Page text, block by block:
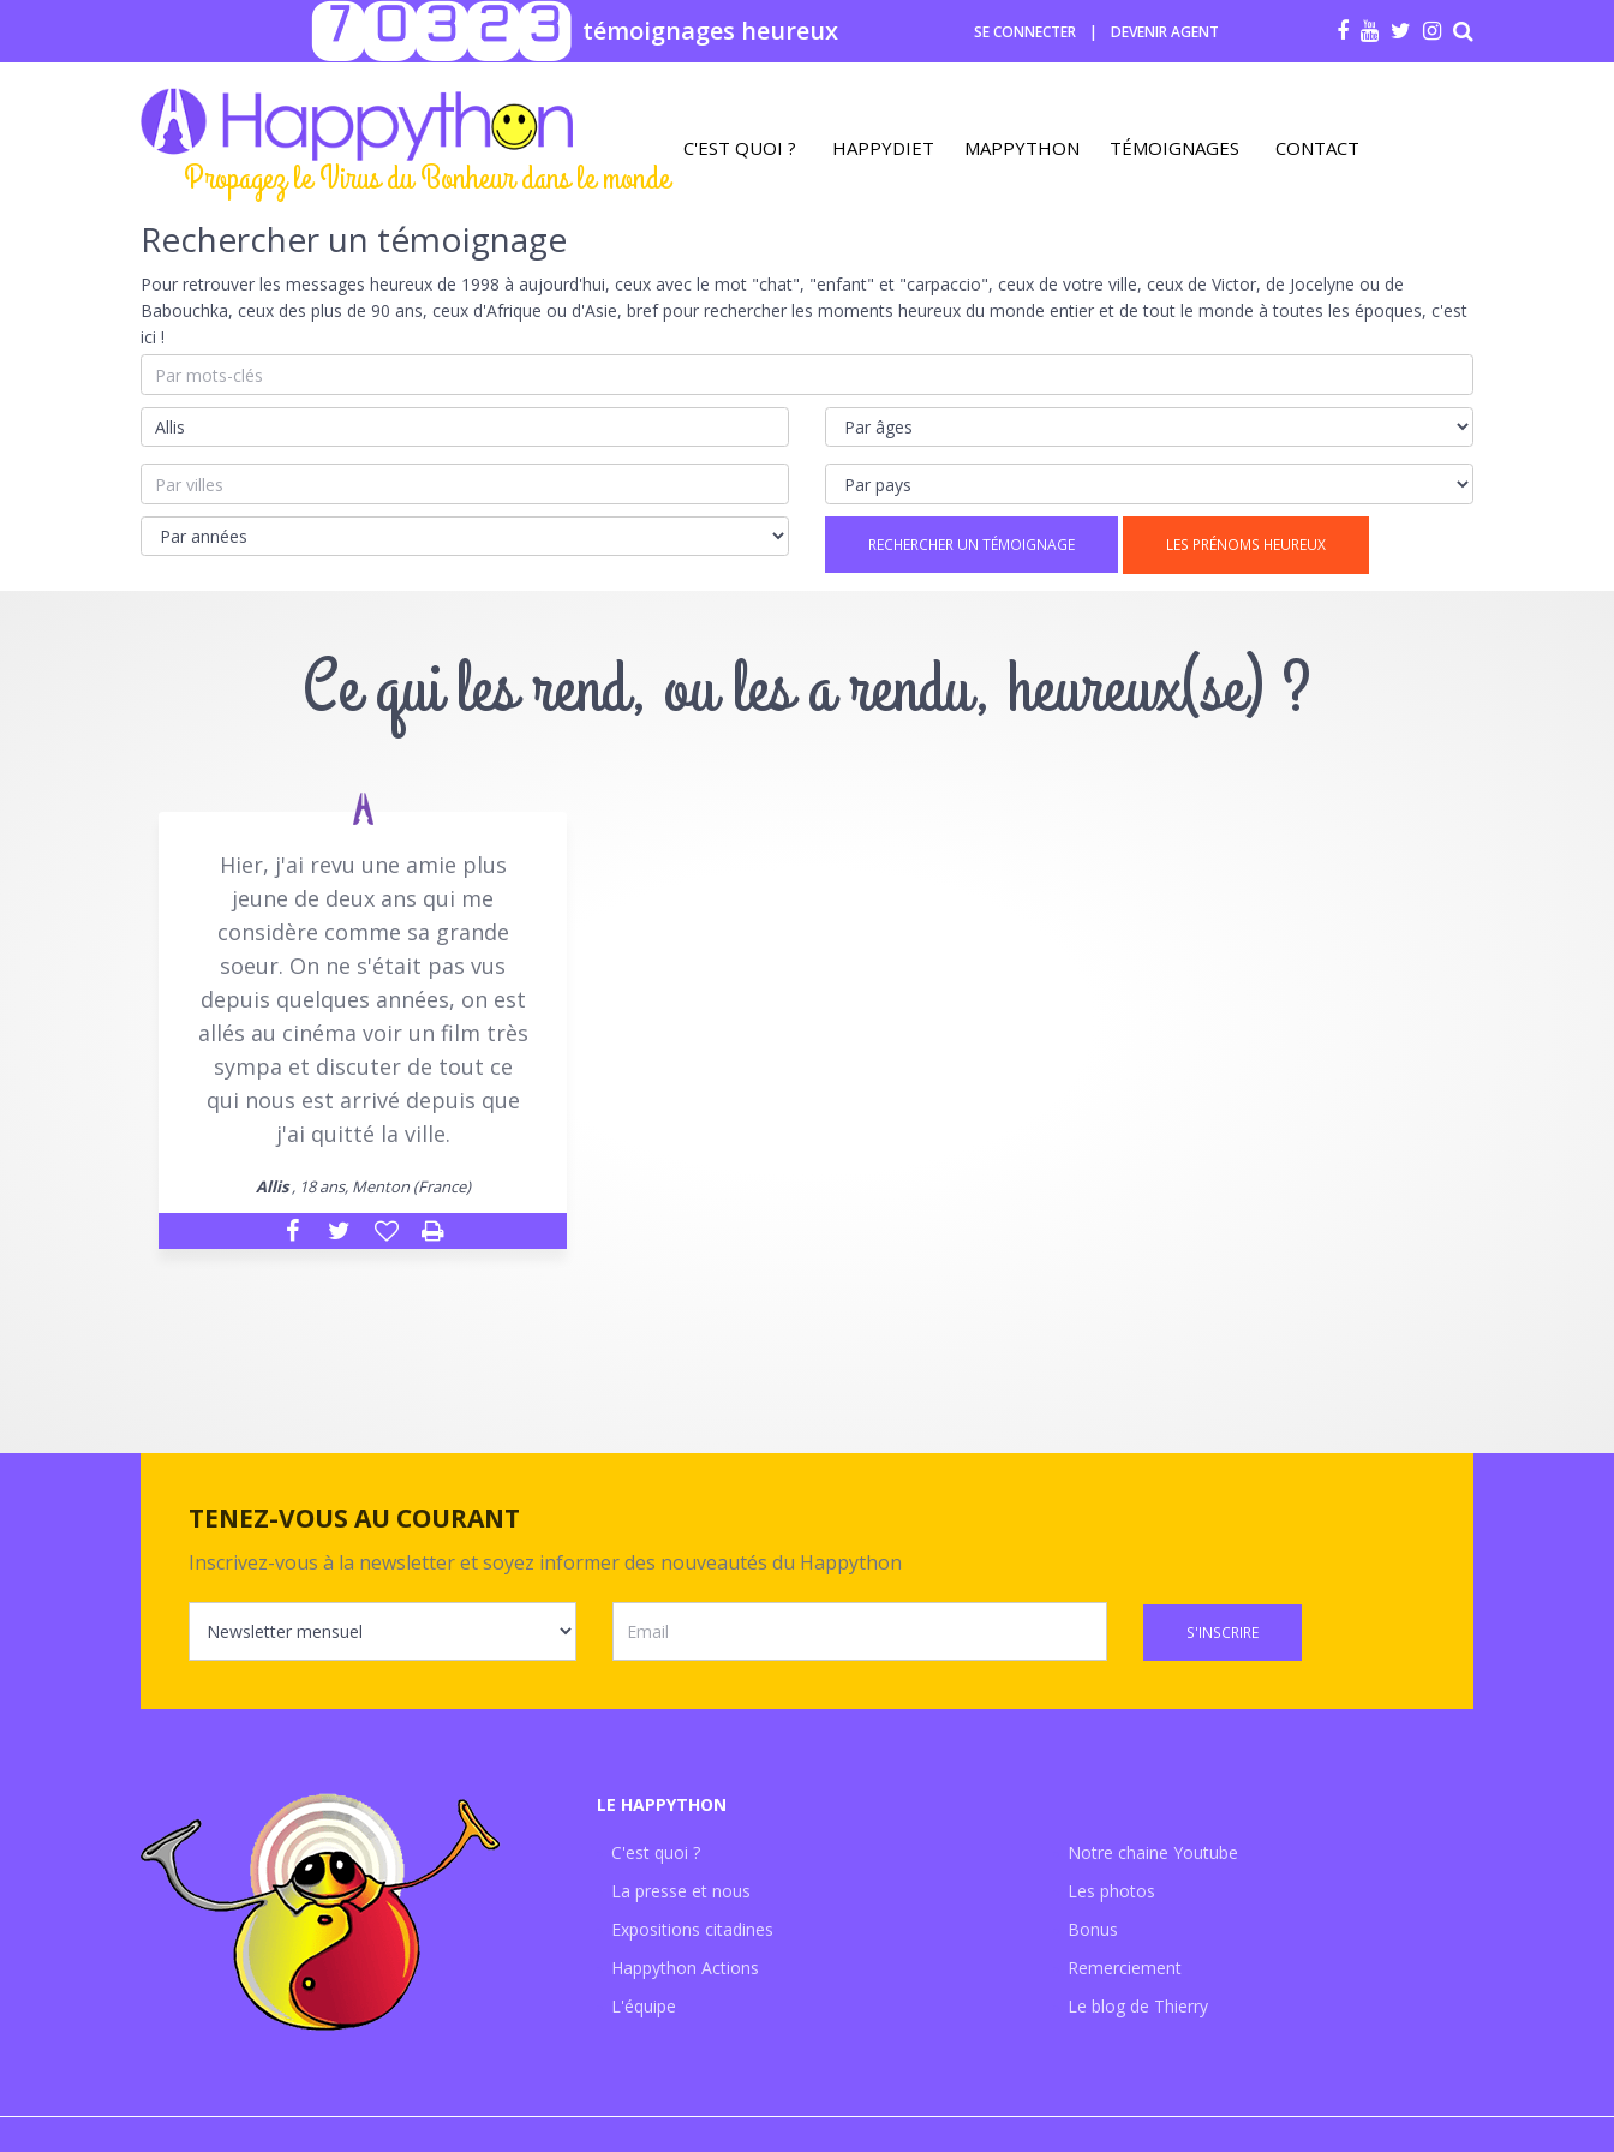
70323 témoignages heureux SE CONNECTER | DEVENIR AGENT
Propagez le Virus du Bonheur dans le monde
C'EST QUOI ? HAPPYDIET MAPPYTHON TÉMOIGNAGES CONTACT
Rechercher un témoignage
Pour retrouver les messages heureux de 1998 à aujourd'hui, ceux avec le mot "chat", "enfant" et "carpaccio", ceux de votre ville, ceux de Victor, de Jocelyne ou de
Babouchka, ceux des plus de 90 ans, ceux d'Afrique ou d'Asie, bref pour rechercher les moments heureux du monde entier et de tout le monde à toutes les époques, c'est
ici !
LES PRÉNOMS HEUREUX
Ce qui les rend, ou les a rendu, heureux(se) ?
Hier, j'ai revu une amie plus
jeune de deux ans qui me
considère comme sa grande
soeur. On ne s'était pas vus
depuis quelques années, on est
allés au cinéma voir un film très
sympa et discuter de tout ce
qui nous est arrivé depuis que
j'ai quitté la ville.
Allis, 18 ans, Menton (France)
TENEZ-VOUS AU COURANT
Inscrivez-vous à la newsletter et soyez informer des nouveautés du Happython
S'INSCRIRE
LE HAPPYTHON
C'est quoi ?
La presse et nous
Expositions citadines
Happython Actions
L'équipe
Notre chaine Youtube
Les photos
Bonus
Remerciement
Le blog de Thierry